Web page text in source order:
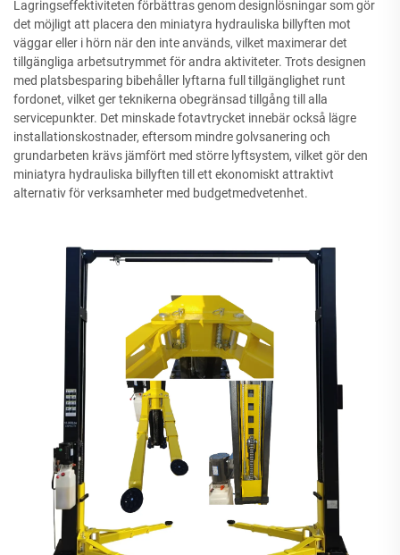
Lagringseffektiviteten förbättras genom designlösningar som gör
det möjligt att placera den miniatyra hydrauliska billyften mot
väggar eller i hörn när den inte används, vilket maximerar det
tillgängliga arbetsutrymmet för andra aktiviteter. Trots designen
med platsbesparing bibehåller lyftarna full tillgänglighet runt
fordonet, vilket ger teknikerna obegränsad tillgång till alla
servicepunkter. Det minskade fotavtrycket innebär också lägre
installationskostnader, eftersom mindre golvsanering och
grundarbeten krävs jämfört med större lyftsystem, vilket gör den
miniatyra hydrauliska billyften till ett ekonomiskt attraktivt
alternativ för verksamheter med budgetmedvetenhet.